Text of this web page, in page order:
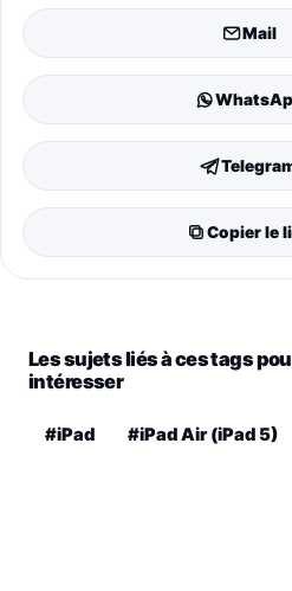
Mail
Copier le
Les sujets liés à ces tags
intéresser
#iPad #iPad Air (iPad 5)